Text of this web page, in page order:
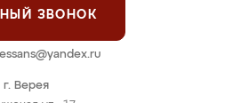
г. Верея
ЗВОНОК